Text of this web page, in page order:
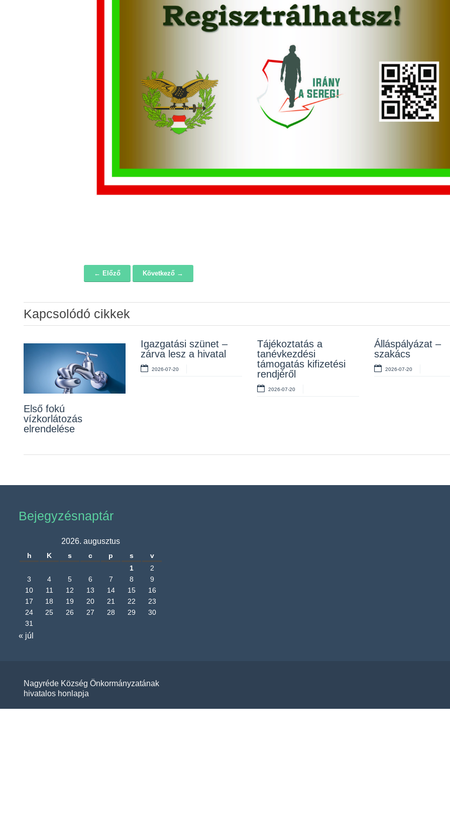
← Előző Következő →
Kapcsolódó cikkek
Első fokú
vízkorlátozás
elrendelése
Igazgatási szünet –
zárva lesz a hivatal
2026-07-20
Tájékoztatás a
tanévkezdési
támogatás kifizetési
rendjéről
2026-07-20
Álláspályázat –
szakács
2026-07-20
Álláspályázat –
konyhai kisegítő
2026-07-20
Lakossági fórum az
Erzsébet téri fákról
2026-07-10
Rendelet kihirdetése
Álláspályázat –
takarító
2026-07-06
Bejegyzésnaptár
2026. augusztus
h K s c p s
v
1
2
3
4 5 6 7 8
9
10
11 12 13 14 15
16
17
18 19 20 21 22
23
24
25 26 27 28 29
30
31
« júl
Nagyréde Község Önkormányzatának
hivatalos honlapja